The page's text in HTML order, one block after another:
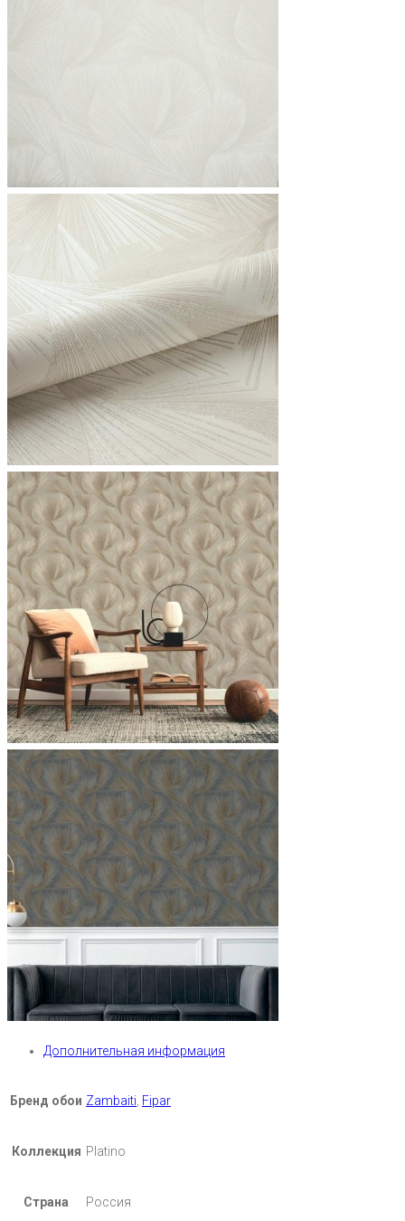
Дополнительная информация
Бренд обои Zambaiti Fipar
Коллекция Platino
Страна Россия